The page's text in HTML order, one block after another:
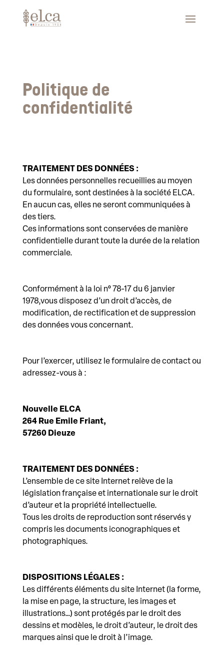
Politique de
confidentialité
TRAITEMENT DES DONNÉES :
Les données personnelles recueillies au moyen
du formulaire, sont destinées à la société ELCA.
En aucun cas, elles ne seront communiquées à
des tiers.
Ces informations sont conservées de manière
confidentielle durant toute la durée de la relation
commerciale.
Conformément à la loi n° 78-17 du 6 janvier
1978,vous disposez d’un droit d’accès, de
modification, de rectification et de suppression
des données vous concernant.
Pour l’exercer, utilisez le formulaire de contact ou
adressez-vous à :
Nouvelle ELCA
264 Rue Emile Friant,
57260 Dieuze
TRAITEMENT DES DONNÉES :
L’ensemble de ce site Internet relève de la
législation française et internationale sur le droit
d’auteur et la propriété intellectuelle.
Tous les droits de reproduction sont réservés y
compris les documents iconographiques et
photographiques.
DISPOSITIONS LÉGALES :
Les différents éléments du site Internet (la forme,
la mise en page, la structure, les images et
illustrations…) sont protégés par le droit des
dessins et modèles, le droit d’auteur, le droit des
marques ainsi que le droit à l’image.